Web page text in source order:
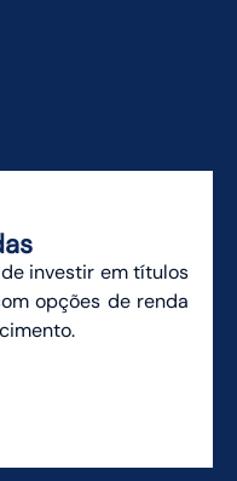
investir em títulos
opções de renda